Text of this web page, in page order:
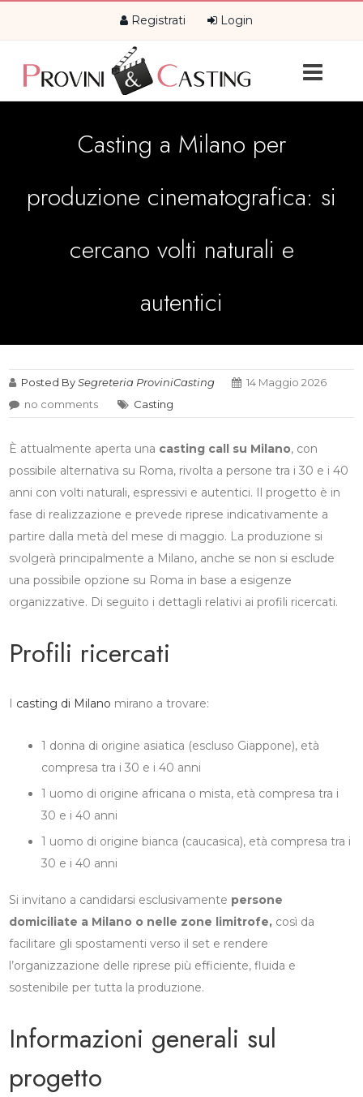
Registrati Login
Casting a Milano per
produzione cinematografica: si
cercano volti naturali e
autentici
Posted BySegreteria ProviniCasting
14 Maggio 2026
no comments
Casting
È attualmente aperta una casting call su Milano, con
possibile alternativa su Roma, rivolta a persone tra i 30 e i 40
anni con volti naturali, espressivi e autentici. Il progetto è in
fase di realizzazione e prevede riprese indicativamente a
partire dalla metà del mese di maggio. La produzione si
svolgerà principalmente a Milano, anche se non si esclude
una possibile opzione su Roma in base a esigenze
organizzative. Di seguito i dettagli relativi ai profili ricercati.
Profili ricercati
I casting di Milano mirano a trovare:
1 donna di origine asiatica (escluso Giappone), età
compresa tra i 30 e i 40 anni
1 uomo di origine africana o mista, età compresa tra i
30 e i 40 anni
1 uomo di origine bianca (caucasica), età compresa tra i
30 e i 40 anni
Si invitano a candidarsi esclusivamente persone
domiciliate a Milano o nelle zone limitrofe, così da
facilitare gli spostamenti verso il set e rendere
l’organizzazione delle riprese più efficiente, fluida e
sostenibile per tutta la produzione.
Informazioni generali sul
progetto